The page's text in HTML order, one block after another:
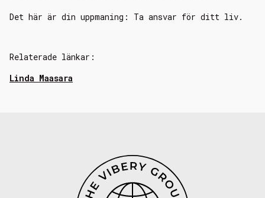
Det här är din uppmaning: Ta ansvar för ditt liv.
Relaterade länkar:
Linda Maasara